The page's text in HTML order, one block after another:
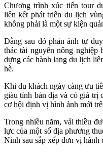
Chương trình xúc tiến tour
liên kết phát triển du lịch
không phải là một sự kiện
Đằng sau đó phản ánh tư
thác tài nguyên nông nghiệp
dựng các hành lang du lịch
hè.
Khi du khách ngày càng ưu
giàu tính bản địa và có giá trị
cơ hội định vị hình ảnh mới
Trong nhiều năm, vải thiều
lực của một số địa phương
Ninh sau sắp xếp đơn vị hành